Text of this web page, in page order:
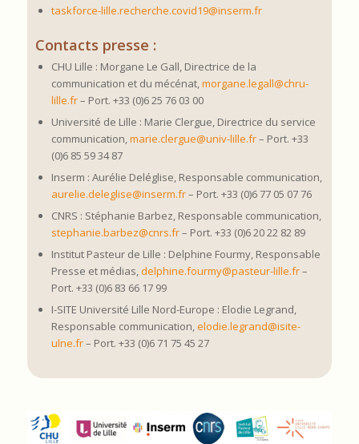
taskforce-lille.recherche.covid19@inserm.fr
Contacts presse :
CHU Lille : Morgane Le Gall, Directrice de la
communication et du mécénat,morgane.legall@chru-
lille.fr– Port. +33 (0)6 25 76 03 00
Université de Lille : Marie Clergue, Directrice du service
communication,marie.clergue@univ-lille.fr– Port. +33
(0)6 85 59 34 87
Inserm : Aurélie Deléglise, Responsable communication,
aurelie.deleglise@inserm.fr– Port. +33 (0)6 77 05 07 76
CNRS : Stéphanie Barbez, Responsable communication,
stephanie.barbez@cnrs.fr– Port. +33 (0)6 20 22 82 89
Institut Pasteur de Lille : Delphine Fourmy, Responsable
Presse et médias, delphine.fourmy@pasteur-lille.fr–
Port. +33 (0)6 83 66 17 99
I-SITE Université Lille Nord-Europe : Elodie Legrand,
Responsable communication, elodie.legrand@isite-
ulne.fr– Port. +33 (0)6 71 75 45 27